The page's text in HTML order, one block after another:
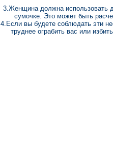
3.Женщина должна использовать
сумочке. Это может быть
4.Если вы будете соблюдать эти
труднее ограбить вас или